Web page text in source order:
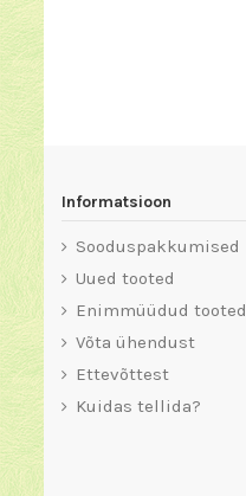
Informatsioon
Sooduspakkumised
Uued tooted
Enimmüüdud tooted
Võta ühendust
Ettevõttest
Kuidas tellida?